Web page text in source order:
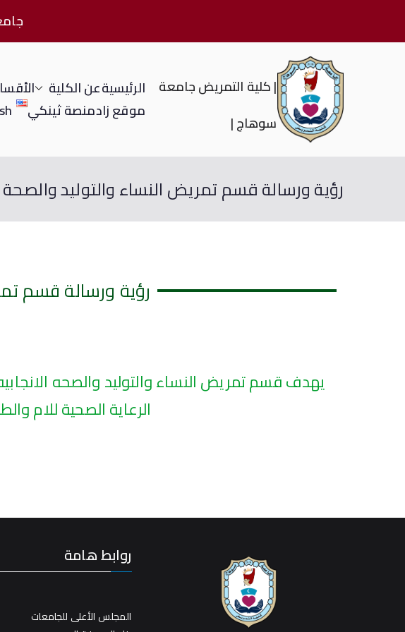
| كلية التمريض جامعة
سوهاج |
الرئيسيةعن الكلية
موقع زادمنصة ثينكي
رؤية ورسالة قسم تمريض النساء والتوليد والصحة
رؤية ورسالة قسم
يهدف قسم تمريض النساء والتوليد والصحه
الرعاية الصحية للام
روابط هامة
المجلس الأعلى للجامعات